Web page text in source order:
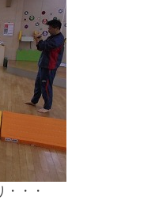
・・